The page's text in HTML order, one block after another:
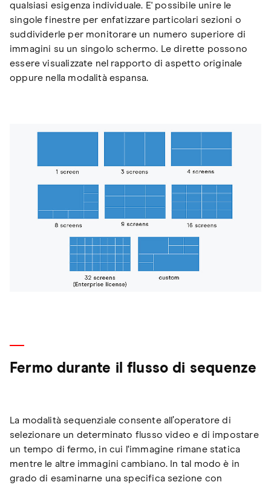
qualsiasi esigenza individuale. E' possibile unire le
singole finestre per enfatizzare particolari sezioni o
suddividerle per monitorare un numero superiore di
immagini su un singolo schermo. Le dirette possono
essere visualizzate nel rapporto di aspetto originale
oppure nella modalità espansa.
Fermo durante il flusso di sequenze
La modalità sequenziale consente all’operatore di
selezionare un determinato flusso video e di impostare
un tempo di fermo, in cui l‘immagine rimane statica
mentre le altre immagini cambiano. In tal modo è in
grado di esaminarne una specifica sezione con